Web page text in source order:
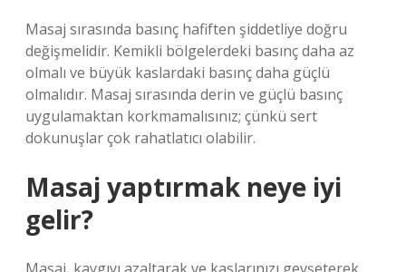
Masaj sırasında basınç hafiften şiddetliye doğru
değişmelidir. Kemikli bölgelerdeki basınç daha az
olmalı ve büyük kaslardaki basınç daha güçlü
olmalıdır. Masaj sırasında derin ve güçlü basınç
uygulamaktan korkmamalısınız; çünkü sert
dokunuşlar çok rahatlatıcı olabilir.
Masaj yaptırmak neye iyi
gelir?